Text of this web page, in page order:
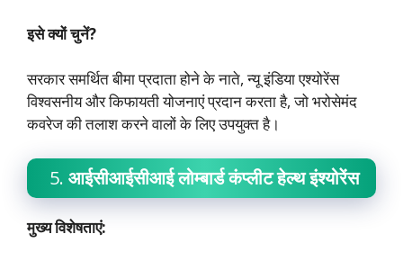
इसे क्यों चुनें?
सरकार समर्थित बीमा प्रदाता होने के नाते, न्यू इंडिया एश्योरेंस
विश्वसनीय और किफायती योजनाएं प्रदान करता है, जो भरोसेमंद
कवरेज की तलाश करने वालों के लिए उपयुक्त है।
5. आईसीआईसीआई लोम्बार्ड कंप्लीट हेल्थ इंश्योरेंस
मुख्य विशेषताएं: